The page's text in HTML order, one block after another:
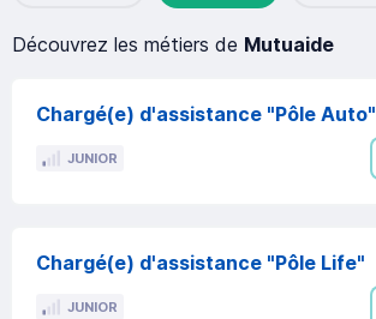
Découvrez les métiers de Mutuaide
Chargé(e) d'assistance "Pôle Auto"
JUNIOR
Chargé(e) d'assistance "Pôle Life"
JUNIOR